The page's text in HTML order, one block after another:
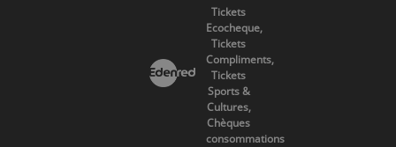
Tickets
Ecocheque,
Tickets
Compliments,
Tickets
Sports &
Cultures,
Chèques
consommations